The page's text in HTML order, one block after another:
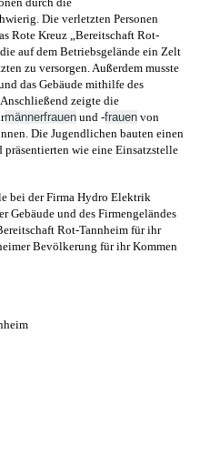
Die verletzten Personen
Rote Kreuz „Bereitschaft Rot-
auf dem Betriebsgelände ein Zelt
zu versorgen.Außerdem musste
das Gebäude mithilfe des
Anschließend zeigte die
männerfrauenund -frauenvon
Die Jugendlichen bauten einen
wie eine Einsatzstelle
bei der Firma Hydro Elektrik
Gebäude und des Firmengeländes
Rot-Tannheim für ihr
Bevölkerung für ihr Kommen